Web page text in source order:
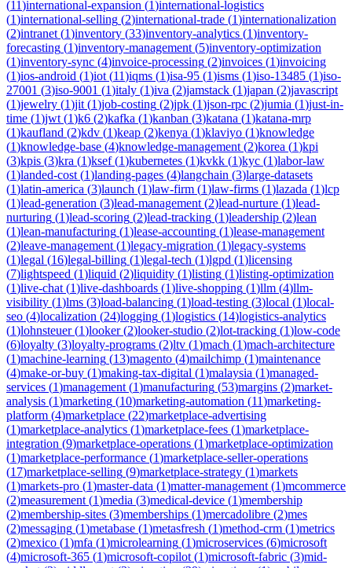
(11)international-expansion (1)international-logistics
(1)international-selling (2)international-trade (1)internationalization
(2)intranet (1)inventory (33)inventory-analytics (1)inventory-
forecasting (1)inventory-management (5)inventory-optimization
(1)inventory-sync (4)invoice-processing (2)invoices (1)invoicing
(1)ios-android (1)iot (11)iqms (1)isa-95 (1)isms (1)iso-13485 (1)iso-
27001 (3)iso-9001 (1)italy (1)iva (2)jamstack (1)japan (2)javascript
(1)jewelry (1)jit (1)job-costing (2)jpk (1)json-rpc (2)jumia (1)just-in-
time (1)jwt (1)k6 (2)kafka (1)kanban (3)katana (1)katana-mrp
(1)kaufland (2)kdv (1)keap (2)kenya (1)klaviyo (1)knowledge
(1)knowledge-base (4)knowledge-management (2)korea (1)kpi
(3)kpis (3)kra (1)ksef(1)kubernetes (1)kvkk (1)kyc (1)labor-law
(1)landed-cost (1)landing-pages (4)langchain (3)large-datasets
(1)latin-america (3)launch (1)law-firm (1)law-firms (1)lazada (1)lcp
(1)lead-generation (3)lead-management (2)lead-nurture (1)lead-
nurturing (1)lead-scoring (2)lead-tracking (1)leadership (2)lean
(1)lean-manufacturing (1)lease-accounting (1)lease-management
(2)leave-management (1)legacy-migration (1)legacy-systems
(1)legal (16)legal-billing (1)legal-tech (1)lgpd (1)licensing
(7)lightspeed (1)liquid (2)liquidity (1)listing (1)listing-optimization
(1)live-chat (1)live-dashboards (1)live-shopping (1)llm (4)llm-
visibility (1)lms (3)load-balancing (1)load-testing (3)local (1)local-
seo (4)localization (24)logging (1)logistics (14)logistics-analytics
(1)lohnsteuer(1)looker(2)looker-studio (2)lot-tracking (1)low-code
(6)loyalty (3)loyalty-programs (2)ltv (1)mach (1)mach-architecture
(1)machine-learning (13)magento (4)mailchimp (1)maintenance
(4)make-or-buy (1)making-tax-digital (1)malaysia (1)managed-
services (1)management (1)manufacturing (53)margins (2)market-
analysis (1)marketing (10)marketing-automation (11)marketing-
platform (4)marketplace (22)marketplace-advertising
(1)marketplace-analytics (1)marketplace-fees (1)marketplace-
integration (9)marketplace-operations (1)marketplace-optimization
(1)marketplace-performance (1)marketplace-seller-operations
(17)marketplace-selling (9)marketplace-strategy (1)markets
(1)markets-pro (1)master-data (1)matter-management (1)mcommerce
(2)measurement (1)media (3)medical-device (1)membership
(2)membership-sites (3)memberships (1)mercadolibre (2)mes
(2)messaging (1)metabase (1)metasfresh (1)method-crm (1)metrics
(2)mexico (1)mfa (1)microlearning (1)microservices (6)microsoft
(4)microsoft-365 (1)microsoft-copilot (1)microsoft-fabric (3)mid-